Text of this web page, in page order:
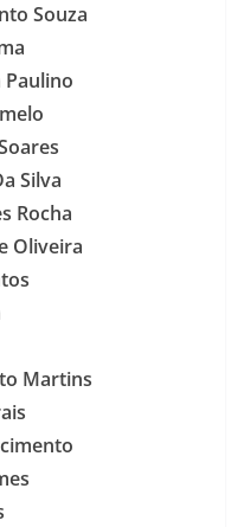
Souza
Paulino
Silva
Rocha
Oliveira
Martins